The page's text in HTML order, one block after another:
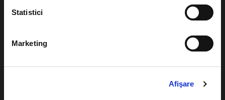
Statistici
Marketing
Afişare
Livrare prin curier
festivaluri
Pentru copii